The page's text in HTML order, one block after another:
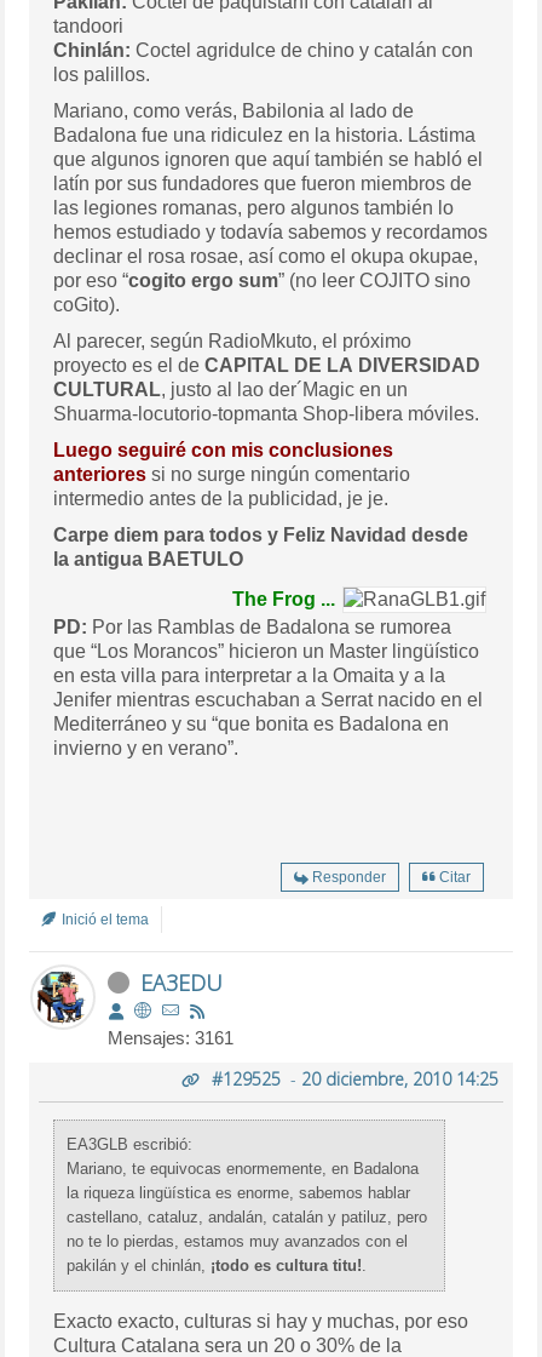
tandoori
Chinlán: Coctel agridulce de chino y catalán con
los palillos.
Mariano, como verás, Babilonia al lado de
Badalona fue una ridiculez en la historia. Lástima
que algunos ignoren que aquí también se habló el
latín por sus fundadores que fueron miembros de
las legiones romanas, pero algunos también lo
hemos estudiado y todavía sabemos y recordamos
declinar el rosa rosae, así como el okupa okupae,
por eso “cogito ergo sum” (no leer COJITO sino
coGito).
Al parecer, según RadioMkuto, el próximo
proyecto es el deCAPITAL DE LA DIVERSIDAD
CULTURAL, justo al lao der´Magic en un
Shuarma-locutorio-topmanta Shop-libera móviles.
Luego seguiré con mis conclusiones
anterioressi no surge ningún comentario
intermedio antes de la publicidad, je je.
Carpe diem para todos y Feliz Navidad desde
la antigua BAETULO
The Frog ...
PD: Por las Ramblas de Badalona se rumorea
que “Los Morancos” hicieron un Master lingüístico
en esta villa para interpretar a la Omaita y a la
Jenifer mientras escuchaban a Serrat nacido en el
Mediterráneo y su “que bonita es Badalona en
invierno y en verano”.
Responder Citar
Inició el tema
EA3EDU
Mensajes: 3161
#129525- 20 diciembre, 2010 14:25
EA3GLB escribió:
Mariano, te equivocas enormemente, en Badalona
la riqueza lingüística es enorme, sabemos hablar
castellano, cataluz, andalán, catalán y patiluz, pero
no te lo pierdas, estamos muy avanzados con el
pakilán y el chinlán, ¡todo es cultura titu!
Exacto exacto, culturas si hay y muchas, por eso
Cultura Catalana sera un 20 o 30% de la